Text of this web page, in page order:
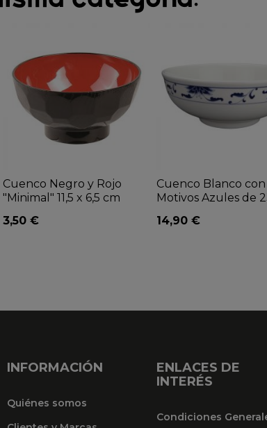
Cuenco Negro y Rojo
"Minimal" 11,5 x 6,5 cm
3,50 €
Cuenco Blanco con
Motivos Azules de
14,90 €
INFORMACIÓN
Quiénes somos
ENLACES DE
INTERÉS
Condiciones